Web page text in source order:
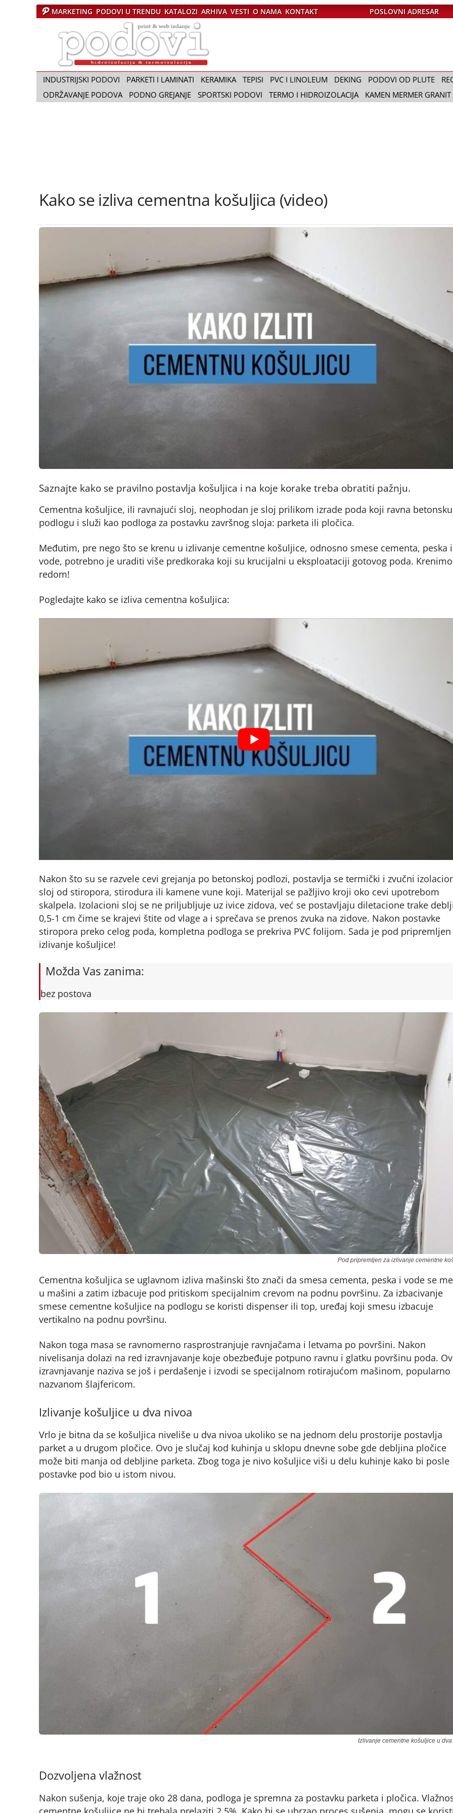
MARKETING PODOVI U TRENDU KATALOZI ARHIVA VESTI O NAMA KONTAKT POSLOVNI ADRESAR
a
p
i
P
INDUSTRIJSKI PODOVI PARKETI I LAMINATI KERAMIKA TEPISI PVC I LINOLEUM DEKING PODOVI OD PLUTE
ODRŽAVANJE PODOVA
PODNO GREJANJE SPORTSKI PODOVI TERMO I HIDROIZOLACIJA KAMEN MERMER GRANIT
Kako se izliva cementna košuljica (video)
Saznajte kako se pravilno postavlja košuljica i na koje korake treba obratiti pažnju.
Cementna košuljice, ili ravnajući sloj, neophodan je sloj prilikom izrade poda koji ravna betonsku
podlogu i služi kao podloga za postavku završnog sloja: parketa ili pločica.
Međutim, pre nego što se krenu u izlivanje cementne košuljice, odnosno smese cementa, peska i
vode, potrebno je uraditi više predkoraka koji su krucijalni u eksploataciji gotovog poda. Krenimo
redom!
Pogledajte kako se izliva cementna košuljica:
Nakon što su se razvele cevi grejanja po betonskoj podlozi, postavlja se termički i zvučni
sloj od stiropora, stirodura ili kamene vune koji. Materijal se pažljivo kroji oko cevi upotrebom
skalpela. Izolacioni sloj se ne priljubljuje uz ivice zidova, već se postavljaju diletacione trake
0,5-1 cm čime se krajevi štite od vlage a i sprečava se prenos zvuka na zidove. Nakon postavke
stiropora preko celog poda, kompletna podloga se prekriva PVC folijom. Sada je pod pripremljen
izlivanje košuljice!
Možda Vas zanima:
bez postova
Pod pripremljen za izlivanje cementne
Cementna košuljica se uglavnom izliva mašinski što znači da smesa cementa, peska i vode se
u mašini a zatim izbacuje pod pritiskom specijalnim crevom na podnu površinu. Za izbacivanje
smese cementne košuljice na podlogu se koristi dispenser ili top, uređaj koji smesu izbacuje
vertikalno na podnu površinu.
Nakon toga masa se ravnomerno rasprostranjuje ravnjačama i letvama po površini. Nakon
nivelisanja dolazi na red izravnjavanje koje obezbeđuje potpuno ravnu i glatku površinu poda.
izravnjavanje naziva se još i perdašenje i izvodi se specijalnom rotirajućom mašinom, popularno
nazvanom šlajfericom.
Izlivanje košuljice u dva nivoa
Vrlo je bitna da se košuljica niveliše u dva nivoa ukoliko se na jednom delu prostorije postavlja
parket a u drugom pločice. Ovo je slučaj kod kuhinja u sklopu dnevne sobe gde debljina pločice
može biti manja od debljine parketa. Zbog toga je nivo košuljice viši u delu kuhinje kako bi posle
postavke pod bio u istom nivou.
Izlivanje cementne košuljice u
Dozvoljena vlažnost
Nakon sušenja, koje traje oko 28 dana, podloga je spremna za postavku parketa i pločica.